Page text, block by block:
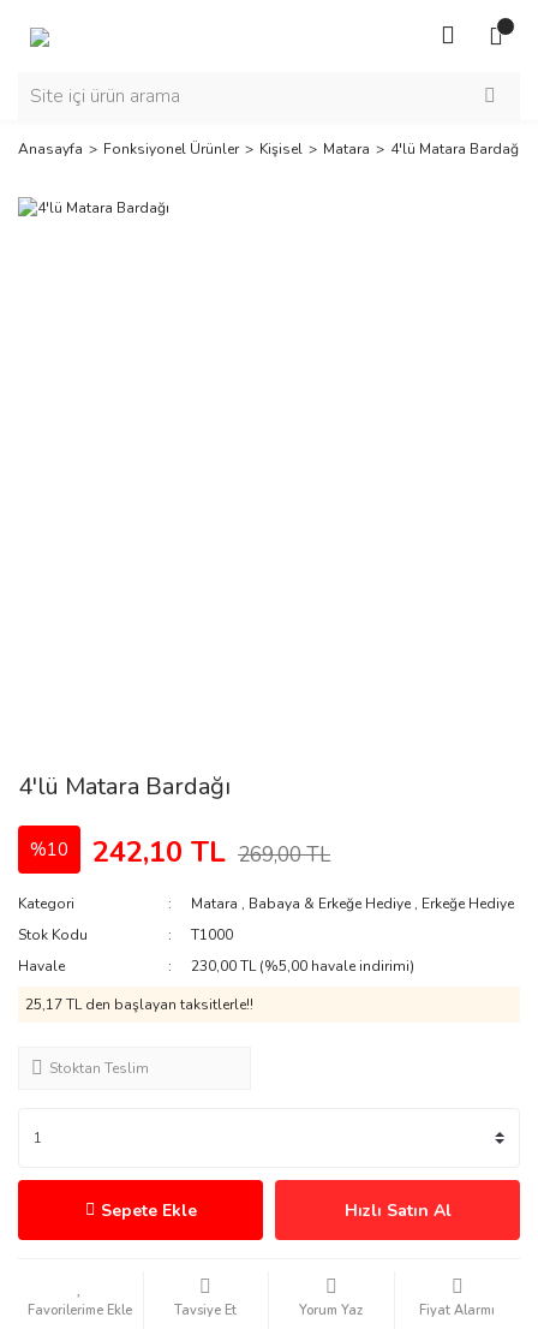
Anasayfa Fonksiyonel Ürünler Kişisel Matara 4'lü Matara Bardağı
4'lü Matara Bardağı
%10 242,10 TL 269,00 TL
Kategori Matara , Babaya & Erkeğe Hediye , Erkeğe Hediye
Stok Kodu
T1000
Havale
230,00 TL (%5,00 havale indirimi)
25,17 TL den başlayan taksitlerle!!
Stoktan Teslim
Sepete Ekle Hızlı Satın Al
Tavsiye Et Yorum Yaz Fiyat Alarmı